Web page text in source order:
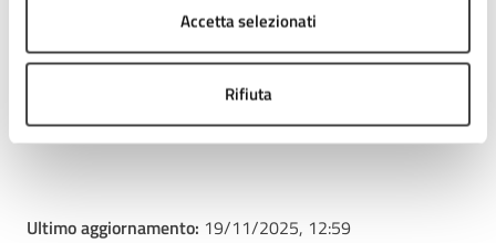
Accetta selezionati
Rifiuta
Ultimo aggiornamento: 19/11/2025, 12:59